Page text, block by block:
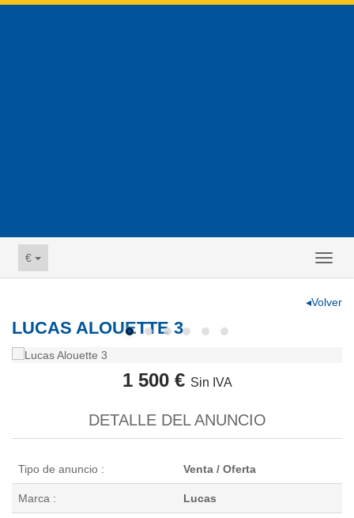
€
◂Volver
LUCAS ALOUETTE 3
1 500 € Sin IVA
DETALLE DEL ANUNCIO
Tipo de anuncio : Venta / Oferta
Marca : Lucas